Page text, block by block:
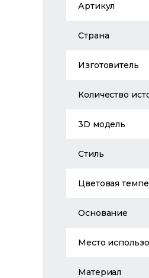
Артикул
Страна
Изготовитель
Количество
3D модель
Стиль
Цветовая
Основание
Место
Материал